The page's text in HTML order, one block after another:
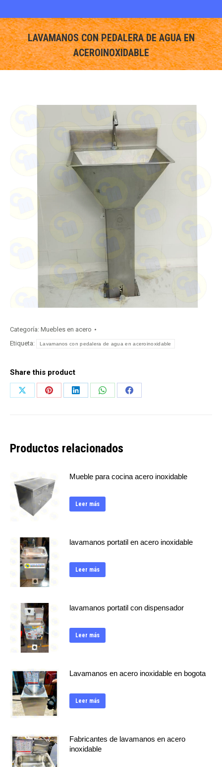
LAVAMANOS CON PEDALERA DE AGUA EN
ACEROINOXIDABLE
You are here:
Categoría: Muebles en acero
Etiqueta:
Lavamanos con pedalera de agua en aceroinoxidable
Share this product
Share
Share
Share
Share
Share
Productos relacionados
Mueble para cocina acero inoxidable
Leer más
lavamanos portatil en acero inoxidable
Leer más
lavamanos portatil con dispensador
Leer más
Lavamanos en acero inoxidable en bogota
Leer más
Fabricantes de lavamanos en acero
inoxidable